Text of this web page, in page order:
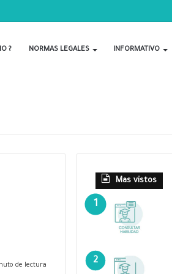
? NORMAS LEGALES INFORMATIVO
de lectura
Mas vistos